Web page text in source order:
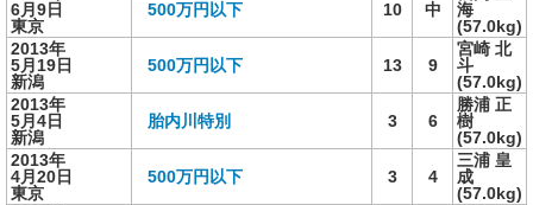
6月9日
東京
500万円以下 10 中
海
(57.0kg)
2013年
5月19日
新潟
500万円以下 13 9
宮崎 北
斗
(57.0kg)
2013年
5月4日
新潟
胎内川特別 3 6
勝浦 正
樹
(57.0kg)
2013年
4月20日
東京
500万円以下 3 4
三浦 皇
成
(57.0kg)